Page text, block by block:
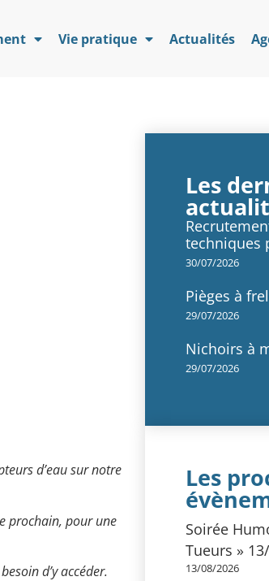
Vie pratique Actualités
d’eau sur notre
prochain, pour une
d’y accéder.
Les
techniques
30/07/2026
Pièges à
29/07/2026
Nichoirs à
29/07/2026
Les
Soirée
Tueurs »
13/08/2026